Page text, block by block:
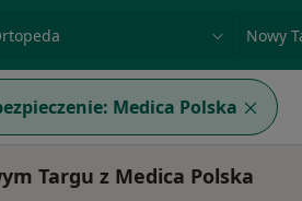
Medica Polska
Targu z Medica Polska